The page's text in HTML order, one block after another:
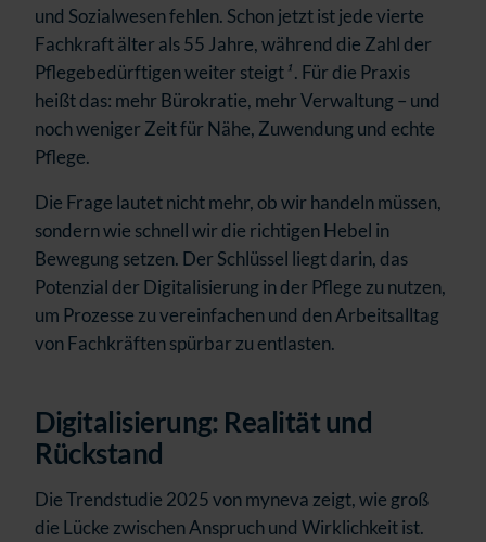
und Sozialwesen fehlen. Schon jetzt ist jede vierte
Fachkraft älter als 55 Jahre, während die Zahl der
Pflegebedürftigen weiter steigt¹. Für die Praxis
heißt das: mehr Bürokratie, mehr Verwaltung – und
noch weniger Zeit für Nähe, Zuwendung und echte
Pflege.
Die Frage lautet nicht mehr, ob wir handeln müssen,
sondern wie schnell wir die richtigen Hebel in
Bewegung setzen. Der Schlüssel liegt darin, das
Potenzial der Digitalisierung in der Pflege zu nutzen,
um Prozesse zu vereinfachen und den Arbeitsalltag
von Fachkräften spürbar zu entlasten.
Digitalisierung: Realität und
Rückstand
Die Trendstudie 2025 von myneva zeigt, wie groß
die Lücke zwischen Anspruch und Wirklichkeit ist.